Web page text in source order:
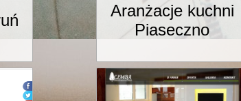
Aranżacje kuchni
Piaseczno